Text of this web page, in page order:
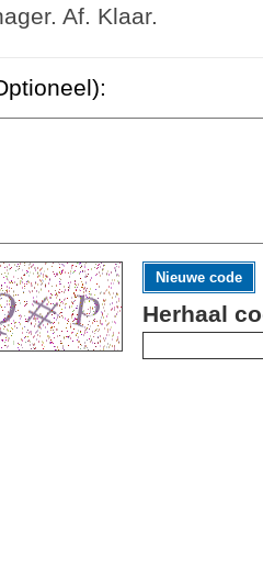
Af. Klaar.
Nieuwe code
Herhaal